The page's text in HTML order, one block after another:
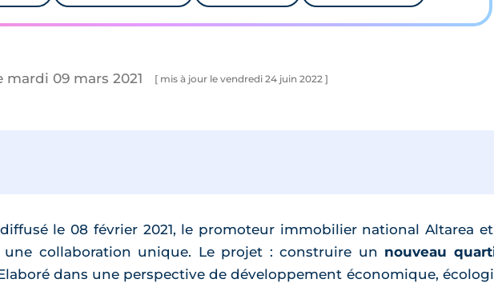
mardi 09 mars 2021 [ mis à jour le vendredi 24 juin 2022 ]
le 08 février 2021, le promoteur immobilier national Altarea
collaboration unique. Le projet : construire un nouveau
dans une perspective de développement économique,